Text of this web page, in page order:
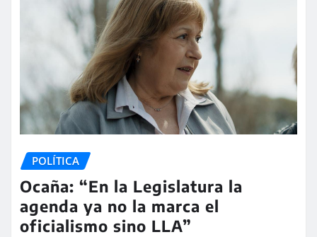
POLÍTICA
Ocaña: “En la Legislatura la
agenda ya no la marca el
oficialismo sino LLA”